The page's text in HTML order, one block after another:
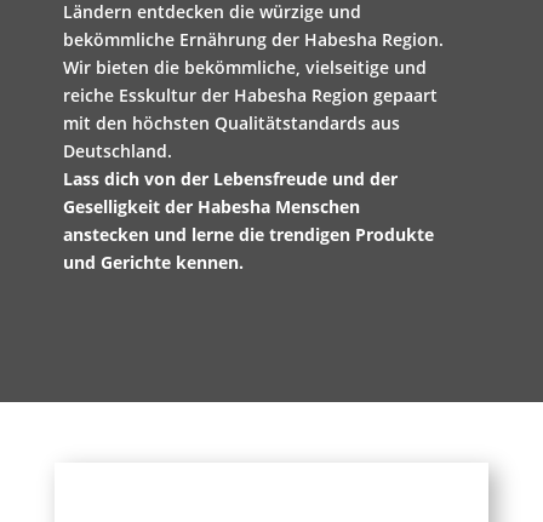
Ländern entdecken die würzige und
bekömmliche Ernährung der Habesha Region.
Wir bieten die bekömmliche, vielseitige und
reiche Esskultur der Habesha Region gepaart
mit den höchsten Qualitätstandards aus
Deutschland.
Lass dich von der Lebensfreude und der
Geselligkeit der Habesha Menschen
anstecken und lerne die trendigen Produkte
und Gerichte kennen.